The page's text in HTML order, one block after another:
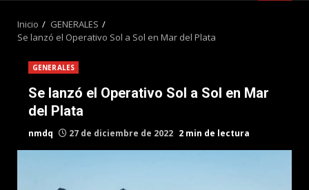
Inicio
GENERALES
Se lanzó el Operativo Sol a Sol en Mar del Plata
GENERALES
Se lanzó el Operativo Sol a Sol en Mar
del Plata
nmdq 27 de diciembre de 2022 2 min de lectura